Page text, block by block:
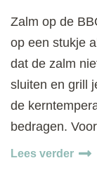
Zalm op de
op een stukje
dat de zalm
sluiten en grill
de
bedragen.
Lees verder